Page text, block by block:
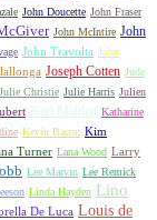
John Doucette John Fraser
John McIntire John
John Travolta John
Joseph Cotten Jude
Julie Christie Julie Harris Julien
Karl Malden Katharine
Kevin Bacon Kim
Turner Lana Wood Larry
Lee Marvin Lee Remick
Linda Hayden Lino
De Luca Louis de